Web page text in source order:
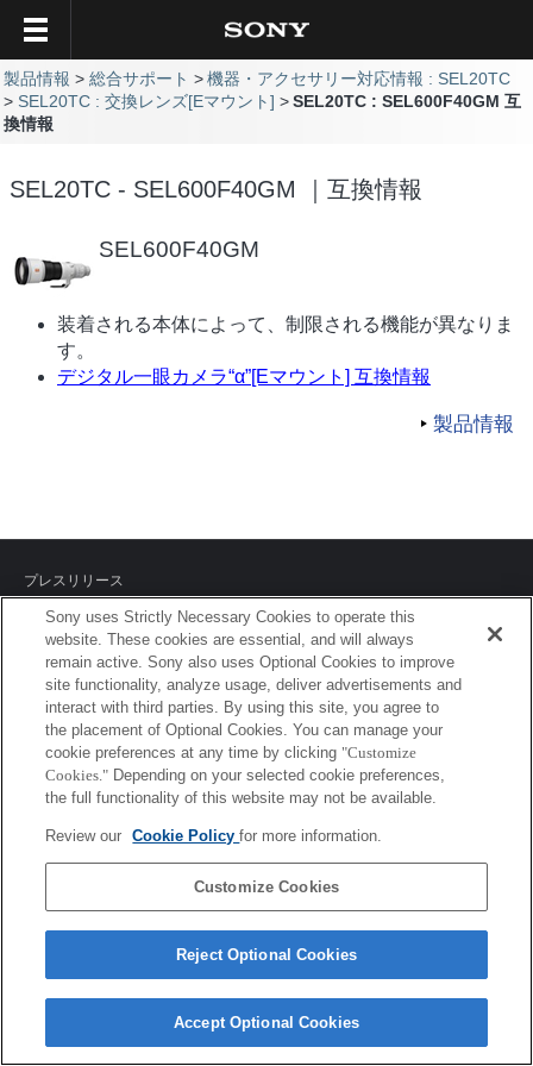
製品情報 総合サポート
機器・アクセサリー対応情報 : SEL20TC
SEL20TC : 交換レンズ[Eマウント]
SEL20TC : SEL600F40GM 互
換情報
SEL20TC - SEL600F40GM ｜互換情報
SEL600F40GM
装着される本体によって、制限される機能が異なりま
す。
デジタル一眼カメラ“α”[Eマウント] 互換情報
製品情報
プレスリリース
ご利用条件
環境情報
クッキーポリシー
Sony uses Strictly Necessary Cookies to operate this
website. These cookies are essential, and will always
remain active. Sony also uses Optional Cookies to improve
site functionality, analyze usage, deliver advertisements and
interact with third parties. By using this site, you agree to
the placement of Optional Cookies. You can manage your
cookie preferences at any time by clicking "Customize
Cookies." Depending on your selected cookie preferences,
the full functionality of this website may not be available.
Review our Cookie Policyfor more information.
Customize Cookies
Reject Optional Cookies
Accept Optional Cookies